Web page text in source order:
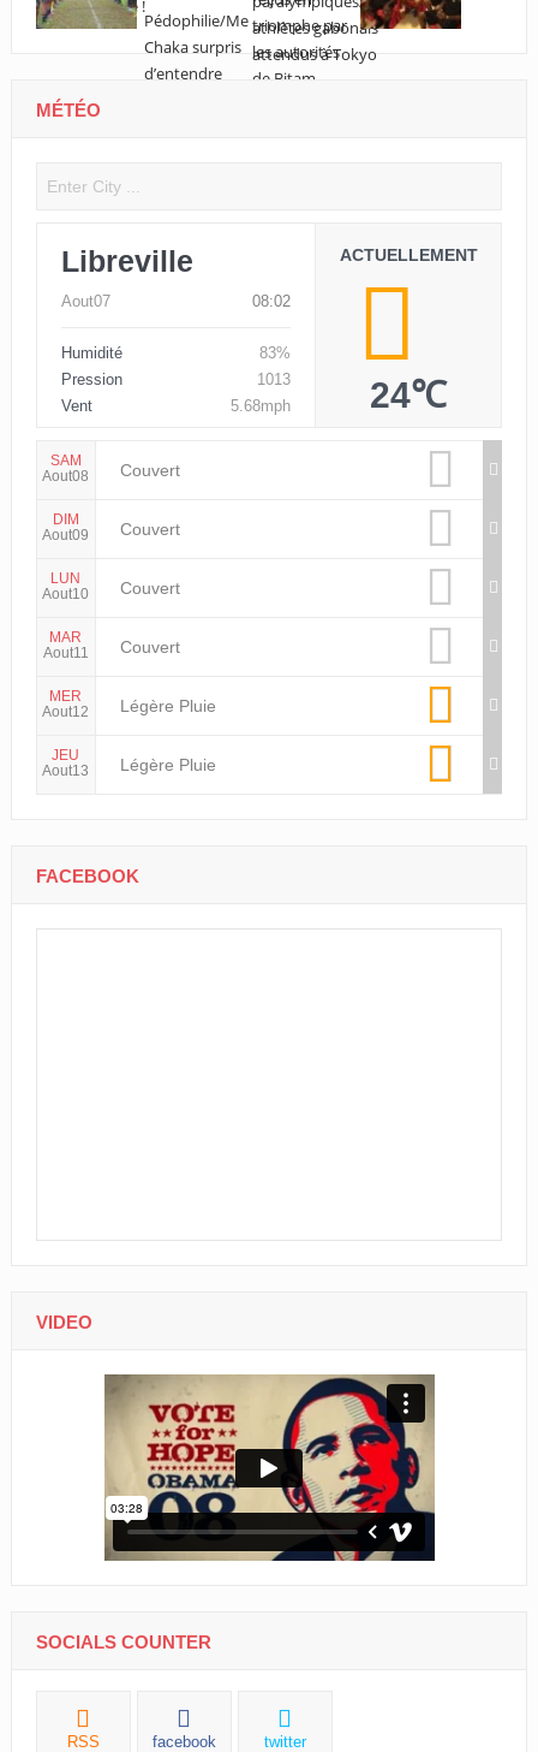
MÉTÉO
Libreville
Aout07 08:02
Humidité
83%
Pression
1013
Vent
5.68mph
ACTUELLEMENT
24℃
SAM
Aout08
Couvert
DIM
Aout09
Couvert
LUN
Aout10
Couvert
MAR
Aout11
Couvert
MER
Aout12
Légère Pluie
JEU
Aout13
Légère Pluie
FACEBOOK
VIDEO
SOCIALS COUNTER
RSS facebook twitter